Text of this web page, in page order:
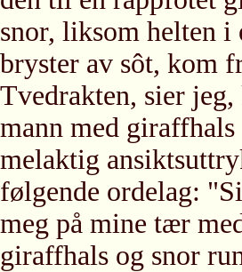
snor, liksom helten i
bryster av sôt, kom
Tvedrakten, sier
mann med
melaktig
følgende ordelag:
meg på mine tær
giraffhals og snor